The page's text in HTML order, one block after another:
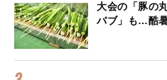
大会の「豚の
バブ」も…酷